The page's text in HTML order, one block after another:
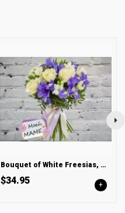
Bouquet of White Freesias, Roses and Blue Irises
$34.95 +